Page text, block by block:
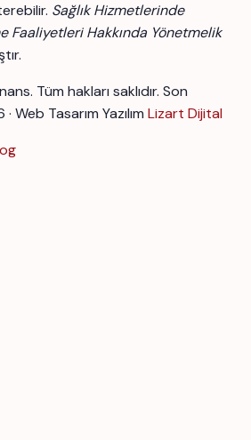
Sağlık Hizmetlerinde
Faaliyetleri Hakkında Yönetmelik
Tüm hakları saklıdır. Son
Web Tasarım Yazılım Lizart Dijital